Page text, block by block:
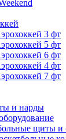
3 фт
5 фт
6 фт
4 фт
7 фт
и нарды
щиты и